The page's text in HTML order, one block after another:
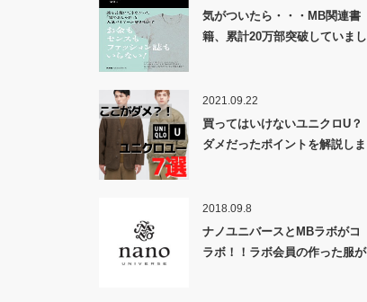
気がついたら・・・MB関連書
籍、累計20万部突破していまし
2021.09.22
買ってはいけないユニクロU？
ダメだったポイントを解説しま
2018.09.8
ナノユニバースとMBラボがコ
ラボ！！ラボ会員の作った服が